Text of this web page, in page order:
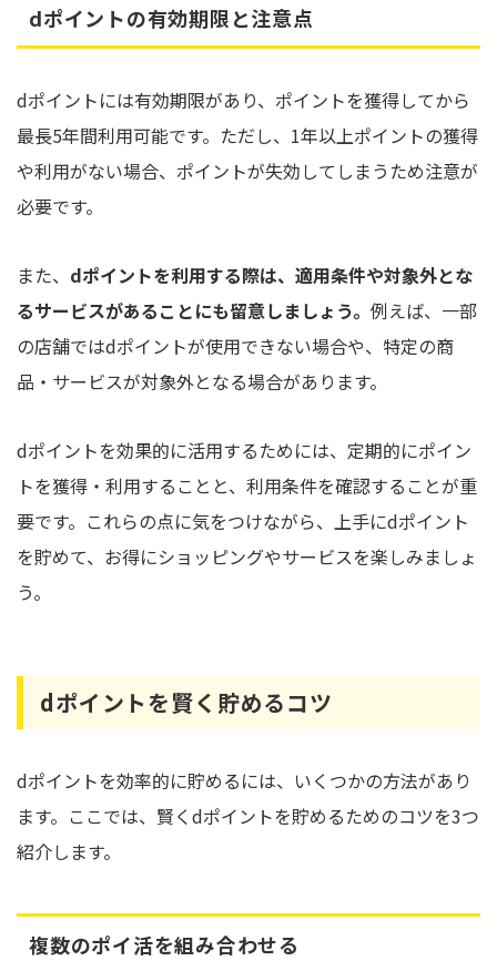
dポイントの有効期限と注意点
dポイントには有効期限があり、ポイントを獲得してから
最長5年間利用可能です。ただし、1年以上ポイントの獲得
や利用がない場合、ポイントが失効してしまうため注意が
必要です。
また、 dポイントを利用する際は、適用条件や対象外とな
るサービスがあることにも留意しましょう。 例えば、一部
の店舗ではdポイントが使用できない場合や、特定の商
品・サービスが対象外となる場合があります。
dポイントを効果的に活用するためには、定期的にポイン
トを獲得・利用することと、利用条件を確認することが重
要です。これらの点に気をつけながら、上手にdポイント
を貯めて、お得にショッピングやサービスを楽しみましょ
う。
dポイントを賢く貯めるコツ
dポイントを効率的に貯めるには、いくつかの方法があり
ます。ここでは、賢くdポイントを貯めるためのコツを3つ
紹介します。
複数のポイ活を組み合わせる